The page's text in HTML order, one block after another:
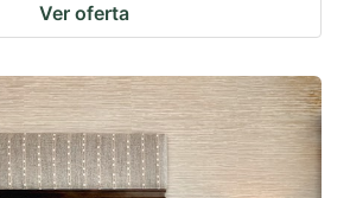
Ver oferta